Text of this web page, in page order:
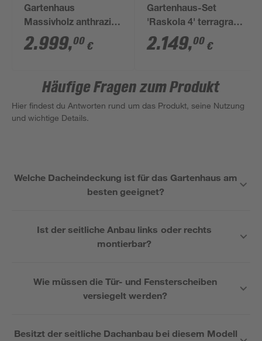
Gartenhaus
Massivholz anthrazit
295 x 299 cm
2.999,00 €
Gartenhaus-Set
'Raskola 4' terragrau
mit Anbaudach,
Seiten- und
x 238 cm
2.149,00 €
Häufige Fragen zum Produkt
Hier findest du Antworten rund um das Produkt, seine Nutzung
und wichtige Details.
Welche Dacheindeckung ist für das Gartenhaus am
besten geeignet?
Ist der seitliche Anbau links oder rechts
montierbar?
Wie müssen die Tür- und Fensterscheiben
versiegelt werden?
Besitzt der seitliche Dachanbau bei diesem Modell